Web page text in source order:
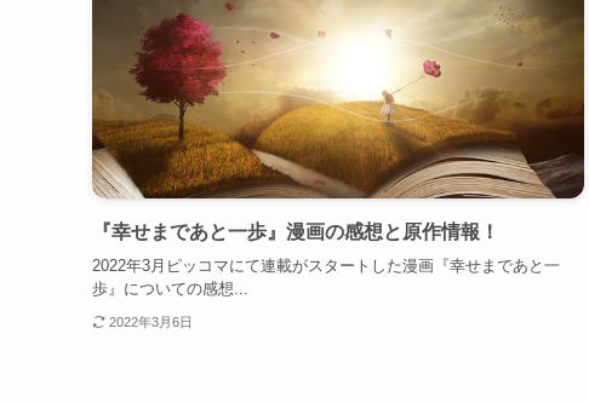
『幸せまであと一歩』漫画の感想と原作情報！
2022年3月ピッコマにて連載がスタートした漫画『幸せまであと一
歩』についての感想...
2022年3月6日